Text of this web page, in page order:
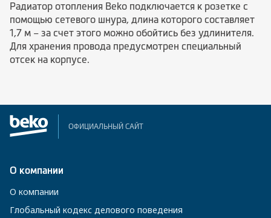
Радиатор отопления Beko подключается к розетке с
помощью сетевого шнура, длина которого составляет
1,7 м – за счет этого можно обойтись без удлинителя.
Для хранения провода предусмотрен специальный
отсек на корпусе.
ОФИЦИАЛЬНЫЙ САЙТ
О компании
О компании
Глобальный кодекс делового поведения